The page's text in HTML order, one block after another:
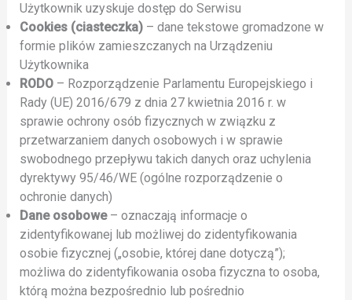
Użytkownik uzyskuje dostęp do Serwisu
Cookies (ciasteczka)– dane tekstowe gromadzone w
formie plików zamieszczanych na Urządzeniu
Użytkownika
RODO– Rozporządzenie Parlamentu Europejskiego i
Rady (UE) 2016/679 z dnia 27 kwietnia 2016 r. w
sprawie ochrony osób fizycznych w związku z
przetwarzaniem danych osobowych i w sprawie
swobodnego przepływu takich danych oraz uchylenia
dyrektywy 95/46/WE (ogólne rozporządzenie o
ochronie danych)
Dane osobowe– oznaczają informacje o
zidentyfikowanej lub możliwej do zidentyfikowania
osobie fizycznej („osobie, której dane dotyczą”);
możliwa do zidentyfikowania osoba fizyczna to osoba,
którą można bezpośrednio lub pośrednio